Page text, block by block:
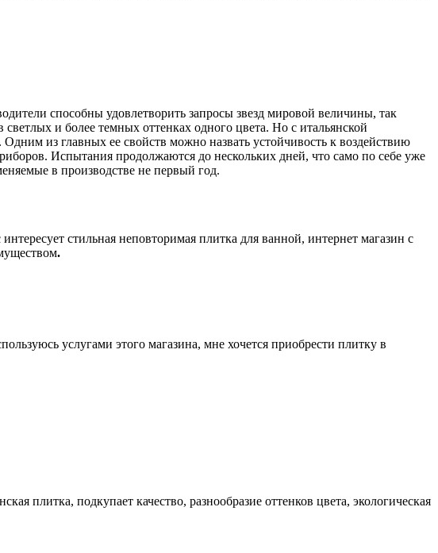
способны удовлетворить запросы звезд мировой величины, так
и более темных оттенках одного цвета. Но с итальянской
из главных ее свойств можно назвать устойчивость к воздействию
Испытания продолжаются до нескольких дней, что само по себе уже
в производстве не первый год.
стильная неповторимая плитка для ванной, интернет магазин с
.
услугами этого магазина, мне хочется приобрести плитку в
плитка, подкупает качество, разнообразие оттенков цвета, экологическая